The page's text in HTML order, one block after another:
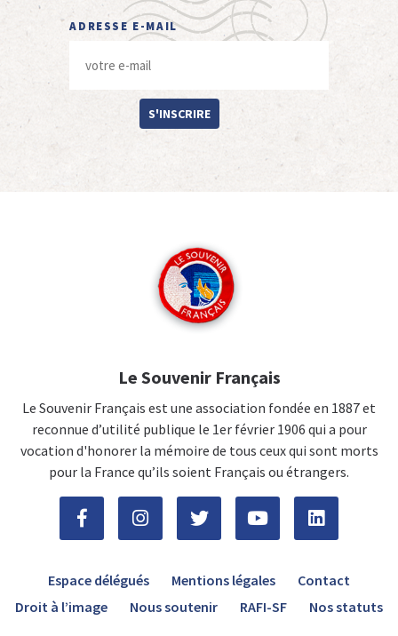
ADRESSE E-MAIL
S'INSCRIRE
Le Souvenir Français
Le Souvenir Français est une association fondée en 1887 et
reconnue d’utilité publique le 1er février 1906 qui a pour
vocation d'honorer la mémoire de tous ceux qui sont morts
pour la France qu’ils soient Français ou étrangers.
Espace délégués Mentions légales
Contact
Droit à l’image
Nous soutenir RAFI-SF Nos statuts